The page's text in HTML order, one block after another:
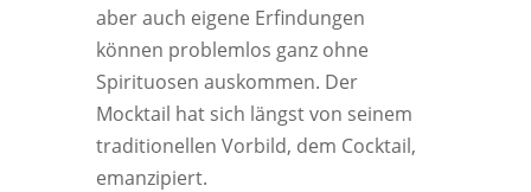
aber auch eigene Erfindungen
können problemlos ganz ohne
Spirituosen auskommen. Der
Mocktail hat sich längst von seinem
traditionellen Vorbild, dem Cocktail,
emanzipiert.